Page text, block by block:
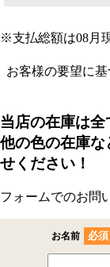
※支払総額は08月
お客様の要望に
当店の在庫は全
他の色の在庫
せください！
フォームでのお問